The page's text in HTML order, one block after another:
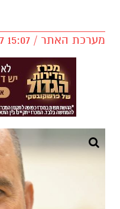
מערכת האתר / 15:07 27.09.17